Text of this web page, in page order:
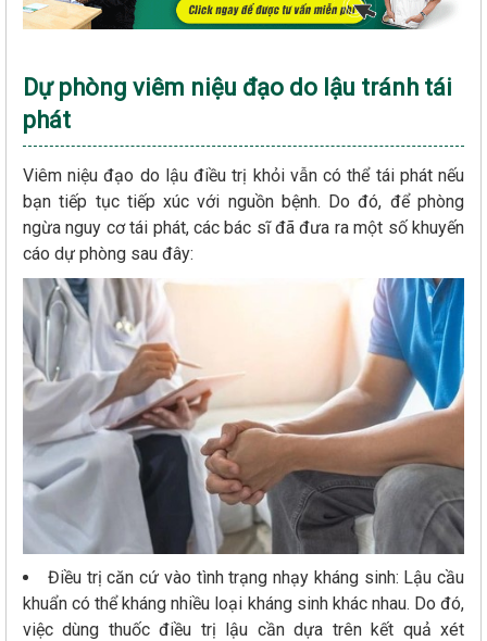
Dự phòng viêm niệu đạo do lậu tránh tái
phát
Viêm niệu đạo do lậu điều trị khỏi vẫn có thể tái phát nếu
bạn tiếp tục tiếp xúc với nguồn bệnh. Do đó, để phòng
ngừa nguy cơ tái phát, các bác sĩ đã đưa ra một số khuyến
cáo dự phòng sau đây:
Điều trị căn cứ vào tình trạng nhạy kháng sinh: Lậu cầu
khuẩn có thể kháng nhiều loại kháng sinh khác nhau. Do đó,
việc dùng thuốc điều trị lậu cần dựa trên kết quả xét